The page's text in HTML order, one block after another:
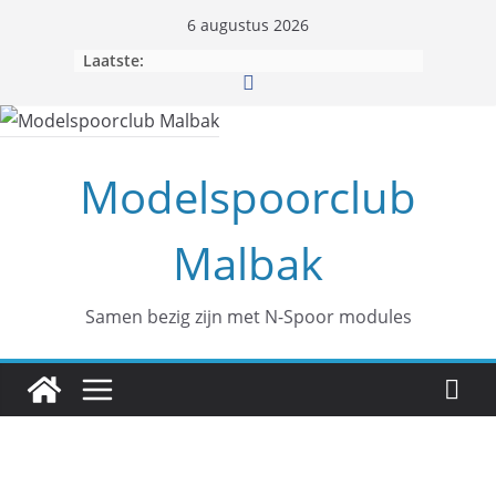
6 augustus 2026
Laatste:
Modelspoorclub
Malbak
Samen bezig zijn met N-Spoor modules